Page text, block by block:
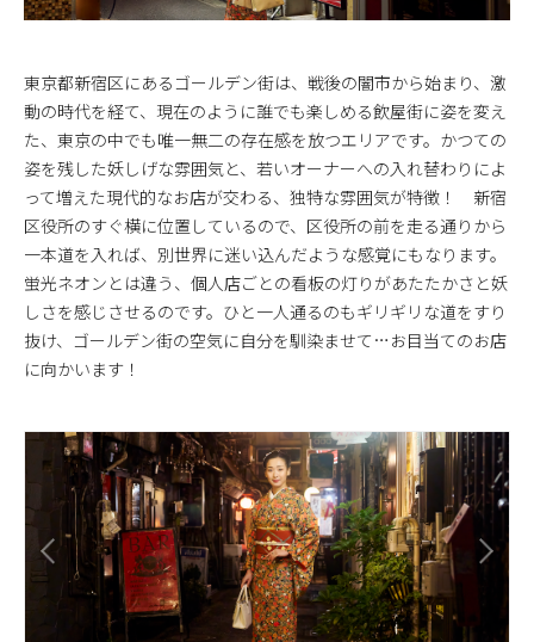
東京都新宿区にあるゴールデン街は、戦後の闇市から始まり、激
動の時代を経て、現在のように誰でも楽しめる飲屋街に姿を変え
た、東京の中でも唯一無二の存在感を放つエリアです。かつての
姿を残した妖しげな雰囲気と、若いオーナーへの入れ替わりによ
って増えた現代的なお店が交わる、独特な雰囲気が特徴！ 新宿
区役所のすぐ横に位置しているので、区役所の前を走る通りから
一本道を入れば、別世界に迷い込んだような感覚にもなります。
蛍光ネオンとは違う、個人店ごとの看板の灯りがあたたかさと妖
しさを感じさせるのです。ひと一人通るのもギリギリな道をすり
抜け、ゴールデン街の空気に自分を馴染ませて…お目当てのお店
に向かいます！